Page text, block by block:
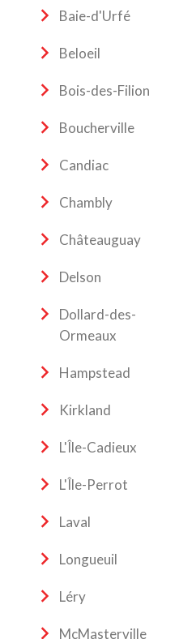
Baie-d'Urfé
Beloeil
Bois-des-Filion
Boucherville
Candiac
Chambly
Châteauguay
Delson
Dollard-des-
Ormeaux
Hampstead
Kirkland
L'Île-Cadieux
L'Île-Perrot
Laval
Longueuil
Léry
McMasterville